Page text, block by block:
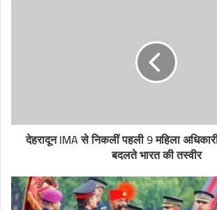
देहरादून IMA से निकलीं पहली 9 महिला
बदलते भारत की तस्वीर